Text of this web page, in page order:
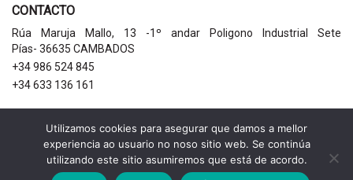
CONTACTO
Rúa Maruja Mallo, 13 -1º andar Poligono Industrial Sete
Pías- 36635 CAMBADOS
+34 986 524 845
+34 633 136 161
AVISOS LEGAIS
Política de privacidade
Aviso legal
Utilizamos cookies para asegurar que damos a mellor
experiencia ao usuario no noso sitio web. Se continúa
utilizando este sitio asumiremos que está de acordo.